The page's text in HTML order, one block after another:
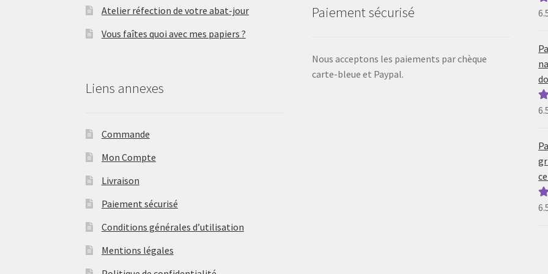
Atelier réfection de votre abat-jour
Vous faîtes quoi avec mes papiers ?
Liens annexes
Commande
Mon Compte
Livraison
Paiement sécurisé
Conditions générales d’utilisation
Mentions légales
Paiement sécurisé
Nous acceptons les paiements par chèque
carte-bleue et Paypal.